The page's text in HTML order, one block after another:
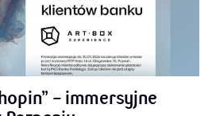
– immersyjne